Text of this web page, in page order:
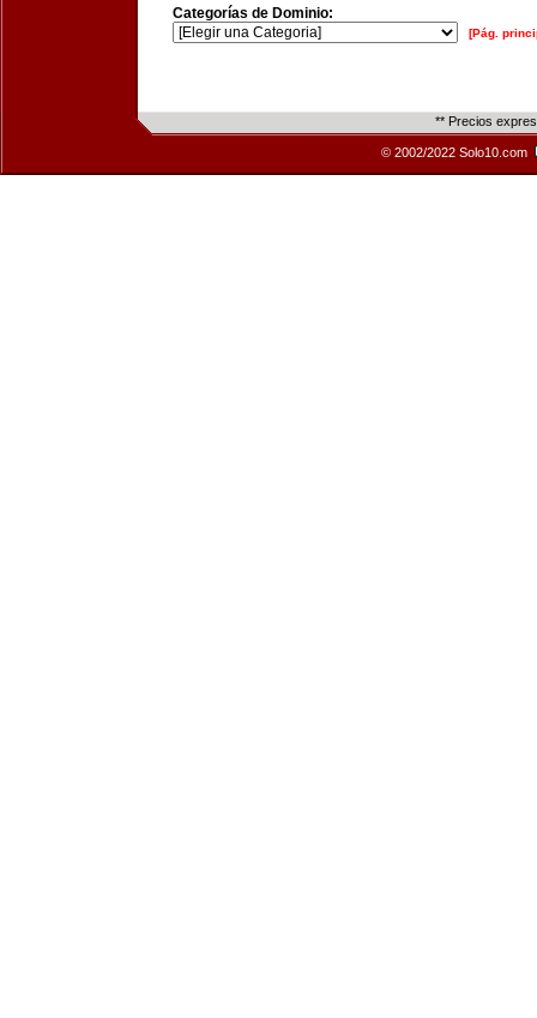
Categorías de Dominio:
[Pág.
** Precios
© 2002/2022 Solo10.com